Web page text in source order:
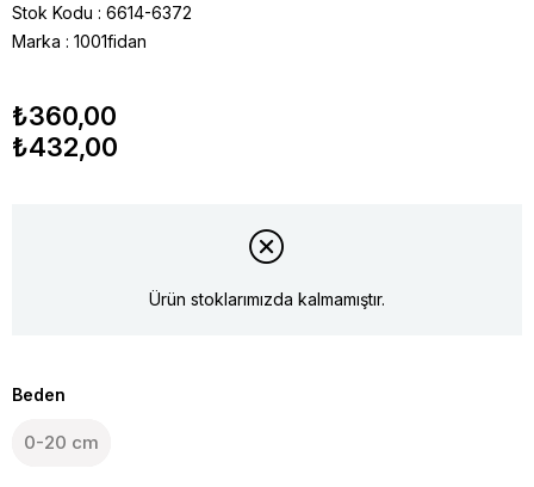
Stok Kodu
6614-6372
Marka : 1001fidan
₺360,00
₺432,00
Ürün stoklarımızda kalmamıştır.
Beden
0-20 cm